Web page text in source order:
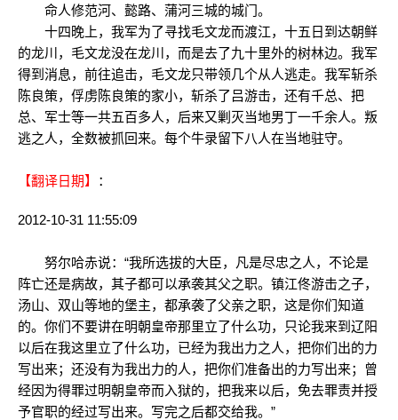
命人修范河、懿路、蒲河三城的城门。
十四晚上，我军为了寻找毛文龙而渡江，十五日到达朝鲜
的龙川，毛文龙没在龙川，而是去了九十里外的树林边。我军
得到消息，前往追击，毛文龙只带领几个从人逃走。我军斩杀
陈良策，俘虏陈良策的家小，斩杀了吕游击，还有千总、把
总、军士等一共五百多人，后来又剿灭当地男丁一千余人。叛
逃之人，全数被抓回来。每个牛录留下八人在当地驻守。
【翻译日期】 ：
2012-10-31 11:55:09
努尔哈赤说：“我所选拔的大臣，凡是尽忠之人，不论是
阵亡还是病故，其子都可以承袭其父之职。镇江佟游击之子，
汤山、双山等地的堡主，都承袭了父亲之职，这是你们知道
的。你们不要讲在明朝皇帝那里立了什么功，只论我来到辽阳
以后在我这里立了什么功，已经为我出力之人，把你们出的力
写出来；还没有为我出力的人，把你们准备出的力写出来；曾
经因为得罪过明朝皇帝而入狱的，把我来以后，免去罪责并授
予官职的经过写出来。写完之后都交给我。”